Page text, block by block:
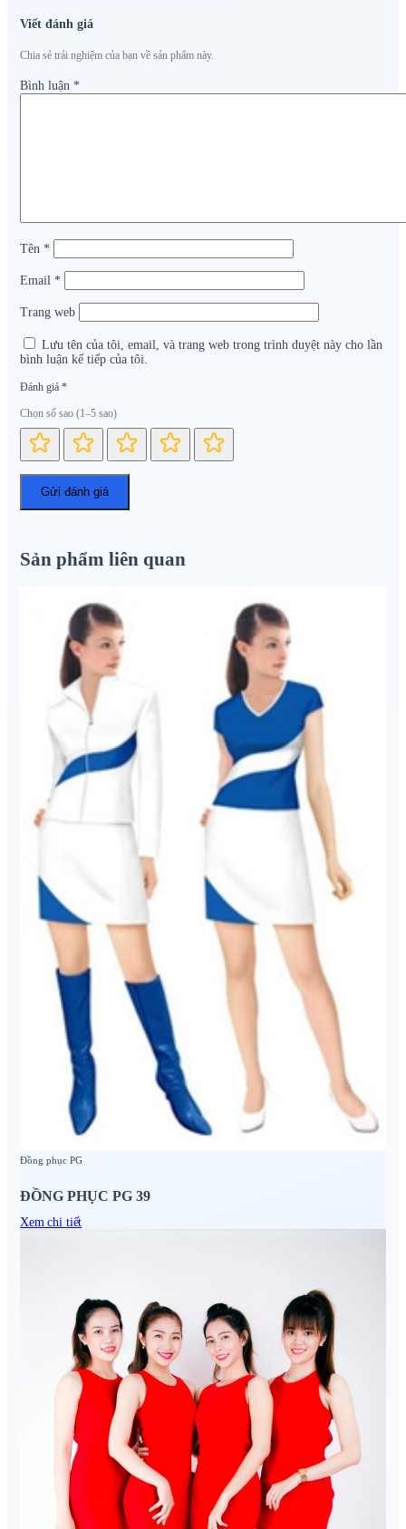
Viết đánh giá
Chia sẻ trải nghiệm của bạn về sản phẩm này.
Bình luận *
Tên *
Email *
Trang web
Lưu tên của tôi, email, và trang web trong trình duyệt này cho lần
bình luận kế tiếp của tôi.
Đánh giá *
Chọn số sao (1–5 sao)
Sản phẩm liên quan
Đồng phục PG
ĐỒNG PHỤC PG 39
Xem chi tiết